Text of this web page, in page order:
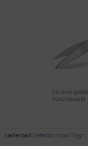
Für eine
Vorschaubild
Lieferzeit: lieferbar, max. 1 Tag*